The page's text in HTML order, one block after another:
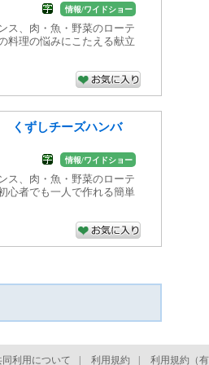
情報/ワイドショー
ス、肉・魚・野菜のローテ
料理の悩みにこたえる献立
ずしチーズハンバ
情報/ワイドショー
ス、肉・魚・野菜のローテ
心者でも一人で作れる簡単
利用について 利用規約 利用規約（